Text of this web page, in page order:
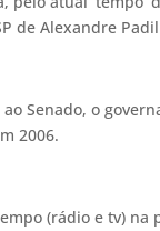
de Alexandre
Senado, o
2006.
(rádio e tv)